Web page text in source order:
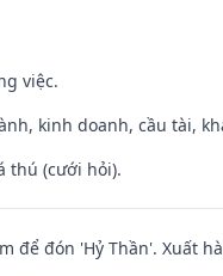
việc.
kinh doanh, cầu tài,
thú (cưới hỏi).
để đón 'Hỷ Thần'. Xuất